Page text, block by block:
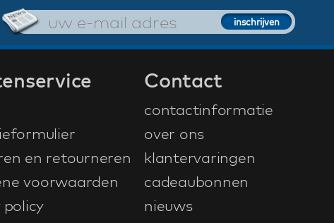
en retourneren
voorwaarden
policy
Contact
contactinformatie
over ons
klantervaringen
cadeaubonnen
nieuws